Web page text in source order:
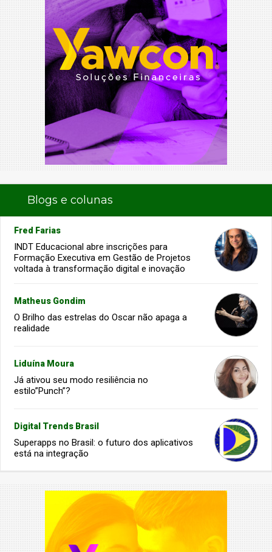
Blogs e colunas
Fred Farias
INDT Educacional abre inscrições para
Formação Executiva em Gestão de Projetos
voltada à transformação digital e inovação
Matheus Gondim
O Brilho das estrelas do Oscar não apaga a
realidade
Liduína Moura
Já ativou seu modo resiliência no
estilo”Punch”?
Digital Trends Brasil
Superapps no Brasil: o futuro dos aplicativos
está na integração